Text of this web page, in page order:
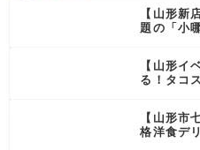
【山形新
題の「小
【山形イ
る！タコ
【山形市
格洋食デ